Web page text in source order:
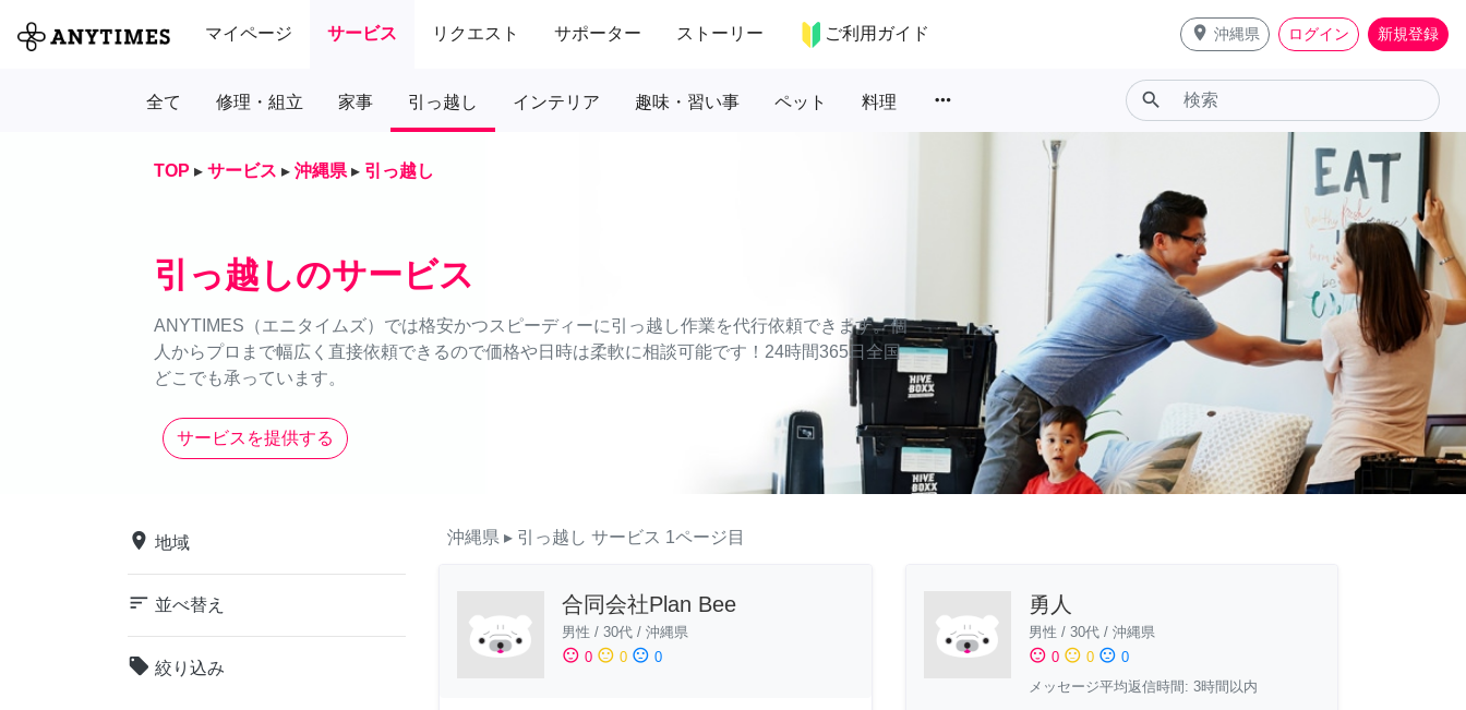
マイページ サービス リクエスト サポーター ストーリー ご利用ガイド place 沖縄県 ログイン 新規登録
全て 修理・組立 家事 引っ越し インテリア 趣味・習い事 ペット 料理 more_horiz search
TOP ▸ サービス ▸ 沖縄県 ▸ 引っ越し
引っ越しのサービス
ANYTIMES（エニタイムズ）では格安かつスピーディーに引っ越し作業を代行依頼できます。個
人からプロまで幅広く直接依頼できるので価格や日時は柔軟に相談可能です！24時間365日全国
どこでも承っています。
サービスを提供する
place 地域
sort 並べ替え
local_offer 絞り込み
沖縄県 ▸ 引っ越し サービス 1ページ目
合同会社Plan Bee
男性 / 30代 / 沖縄県
sentiment_satisfied 0 sentiment_neutral 0 sentiment_dissatisfied 0
勇人
男性 / 30代/ 沖縄県
sentiment_satisfied 0 sentiment_neutral 0 sentiment_dissatisfied 0
メッセージ平均返信時間: 3時間以内